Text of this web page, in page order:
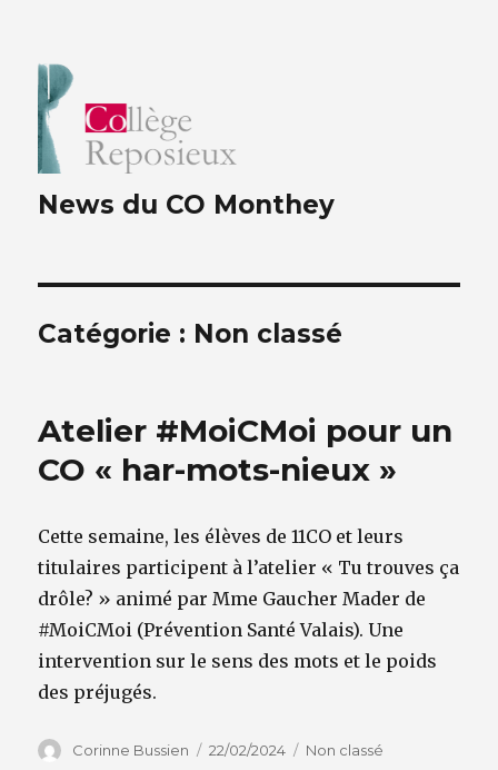
News du CO Monthey
Catégorie : Non classé
Atelier #MoiCMoi pour un
CO « har-mots-nieux »
Cette semaine, les élèves de 11CO et leurs
titulaires participent à l’atelier « Tu trouves ça
drôle? » animé par Mme Gaucher Mader de
#MoiCMoi (Prévention Santé Valais). Une
intervention sur le sens des mots et le poids
des préjugés.
Auteur
Corinne Bussien
Publié
22/02/2024 Catégories
Non classé